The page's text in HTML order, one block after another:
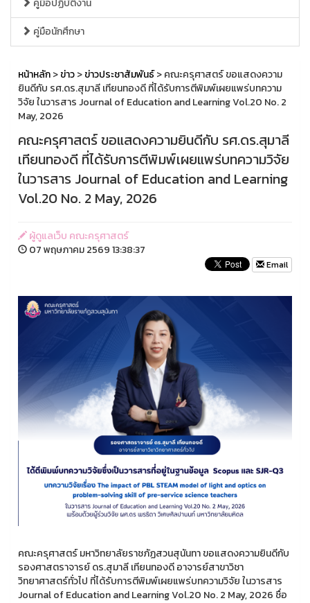
คู่มือปฏิบัติงาน
คู่มือนักศึกษา
หน้าหลัก>ข่าว>ข่าวประชาสัมพันธ์> คณะครุศาสตร์ ขอแสดงความ
ยินดีกับ รศ.ดร.สุมาลี เทียนทองดี ที่ได้รับการตีพิมพ์เผยแพร่บทความ
วิจัย ในวารสาร Journal of Education and Learning Vol.20 No. 2
May, 2026
คณะครุศาสตร์ ขอแสดงความยินดีกับ รศ.ดร.สุมาลี
เทียนทองดี ที่ได้รับการตีพิมพ์เผยแพร่บทความวิจัย
ในวารสาร Journal of Education and Learning
Vol.20 No. 2 May, 2026
ผู้ดูแลเว็บ คณะครุศาสตร์
07 พฤษภาคม 2569 13:38:37
Email
คณะครุศาสตร์ มหาวิทยาลัยราชภัฏสวนสุนันทา ขอแสดงความยินดีกับ
รองศาสตราจารย์ ดร.สุมาลี เทียนทองดี อาจารย์สาขาวิชา
วิทยาศาสตร์ทั่วไป ที่ได้รับการตีพิมพ์เผยแพร่บทความวิจัย ในวารสาร
Journal of Education and Learning Vol.20 No. 2 May, 2026 ชื่อ